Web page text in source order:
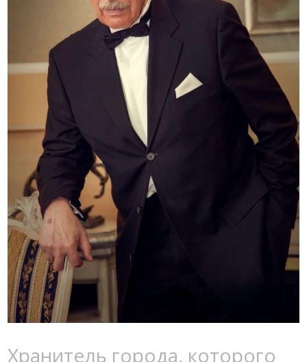
Хранитель города, которого